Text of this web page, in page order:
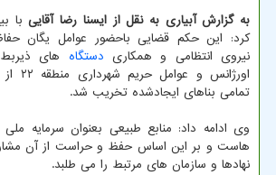
به گزارش آبیاری به نقل از ایسنا رضا آقاییبا
کرد: این حکم قضایی باحضور عوامل یگان
نیروی انتظامی و همکاری دستگاه های
تمامی بناهای ایجادشده تخریب شد.
وی ادامه داد: منابع طبیعی بعنوان سرمایه
هاست و بر این اساس حفظ و حراست از آن
نهادها و سازمان های مرتبط را می طلبد.